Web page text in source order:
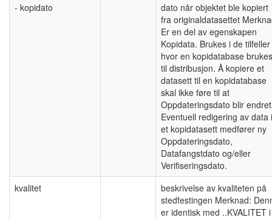
- kopidato
dato når objektet ble kopiert
fra originaldatasettet
Er en del av egenskapen
Kopidata. Brukes i de tilfeller
hvor en kopidatabase brukes
til distribusjon. Å kopiere et
datasett til en kopidatabase
skal ikke føre til at
Oppdateringsdato blir
Eventuell redigering av data i
et kopidatasett medfører ny
Oppdateringsdato,
Datafangstdato og/eller
Verifiseringsdato.
kvalitet
beskrivelse av kvaliteten på
stedfestingen Merknad:
er identisk med ..KVALITET i